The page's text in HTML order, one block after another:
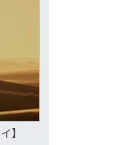
】